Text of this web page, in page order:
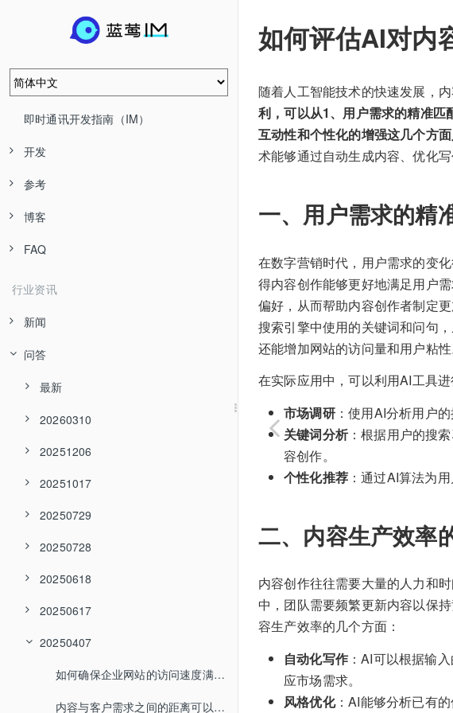
即时通讯开发指南（IM）
开发
参考
博客
FAQ
行业资讯
新闻
问答
最新
20260310
20251206
20251017
20250729
20250728
20250618
20250617
20250407
如何确保企业网站的访问速度满足搜索引擎要求？
内容与客户需求之间的距离可以如何缩短？
如何评估AI对内
随着人工智能技术的快速发展，
利，可以从1、用户需求的精准匹
互动性和个性化的增强这几个方面
术能够通过自动生成内容、优化
一、用户需求的精
在数字营销时代，用户需求的变
得内容创作能够更好地满足用户
偏好，从而帮助内容创作者制定
搜索引擎中使用的关键词和问句
还能增加网站的访问量和用户粘性
在实际应用中，可以利用AI工具
市场调研：使用AI分析用户
关键词分析：根据用户的搜
容创作。
个性化推荐 ：通过AI算法为
二、内容生产效率
内容创作往往需要大量的人力和
中，团队需要频繁更新内容以保
容生产效率的几个方面：
自动化写作 ：AI可以根据输
应市场需求。
风格优化：AI能够分析已有